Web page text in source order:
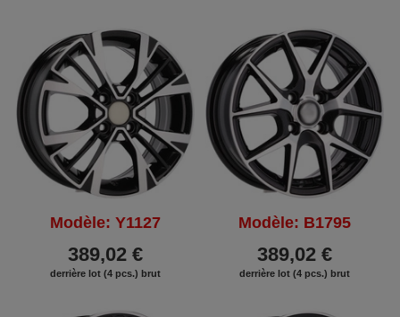
Modèle: Y1127
389,02 €
derrière lot (4 pcs.) brut
Modèle: B1795
389,02 €
derrière lot (4 pcs.) brut